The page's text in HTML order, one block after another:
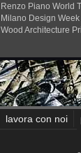
Renzo Piano World
Milano Design
Wood Architecture
lavora con noi